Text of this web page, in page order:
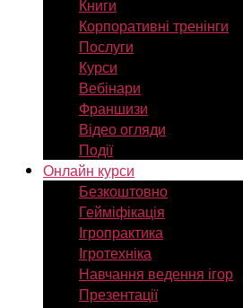
Книги
Корпоративні тренінги
Послуги
Курси
Вебінари
Франшизи
Відео огляди
Події
Онлайн курси
Безкоштовно
Гейміфікація
Ігропрактика
Ігротехніка
Навчання ведення ігор
Презентації